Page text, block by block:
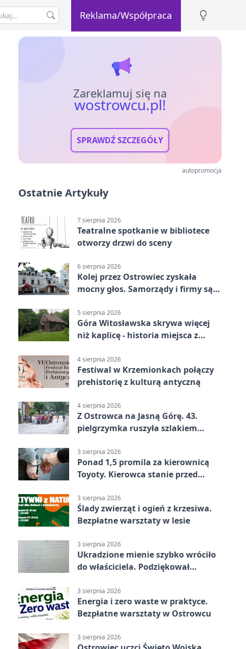
Reklama/Współpraca
Zareklamuj się na
wostrowcu.pl!
SPRAWDŹ SZCZEGÓŁY
autopromocja
Ostatnie Artykuły
7 sierpnia 2026
Teatralne spotkanie w bibliotece
otworzy drzwi do sceny
6 sierpnia 2026
Kolej przez Ostrowiec zyskała
mocny głos. Samorządy i firmy są
5 sierpnia 2026
Góra Witosławska skrywa więcej
niż kaplicę - historia miejsca z
4 sierpnia 2026
Festiwal w Krzemionkach połączy
prehistorię z kulturą antyczną
4 sierpnia 2026
Z Ostrowca na Jasną Górę. 43.
pielgrzymka ruszyła szlakiem
3 sierpnia 2026
Ponad 1,5 promila za kierownicą
Toyoty. Kierowca stanie przed
3 sierpnia 2026
Ślady zwierząt i ogień z krzesiwa.
Bezpłatne warsztaty w lesie
3 sierpnia 2026
Ukradzione mienie szybko wróciło
do właściciela. Podziękował
3 sierpnia 2026
Energia i zero waste w praktyce.
Bezpłatne warsztaty w Ostrowcu
3 sierpnia 2026